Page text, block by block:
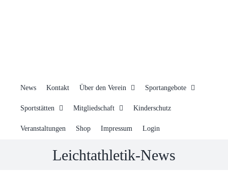
News Kontakt Über den Verein Sportangebote
Sportstätten Mitgliedschaft Kinderschutz
Veranstaltungen Shop Impressum Login
Leichtathletik-News